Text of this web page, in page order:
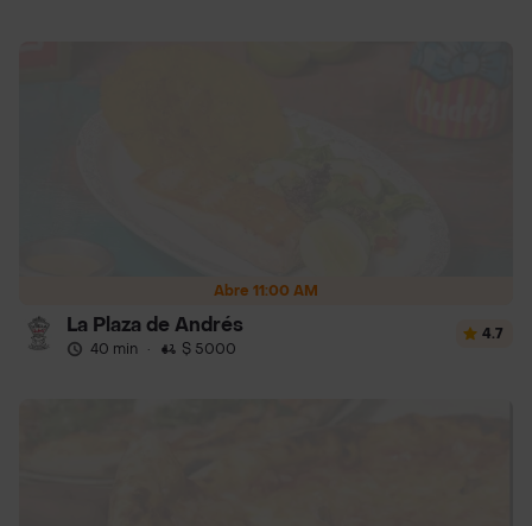
Abre 11:00 AM
La Plaza de Andrés
40 min · $ 5000
4.7